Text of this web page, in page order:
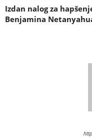
Izdan nalog za
Benjamina